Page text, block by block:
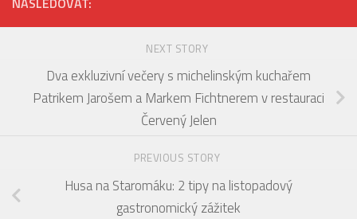
NEXT STORY
Dva exkluzivní večery s michelinským kuchařem
Patrikem Jarošem a Markem Fichtnerem v restauraci
Červený Jelen
PREVIOUS STORY
Husa na Staromáku: 2 tipy na listopadový
gastronomický zážitek